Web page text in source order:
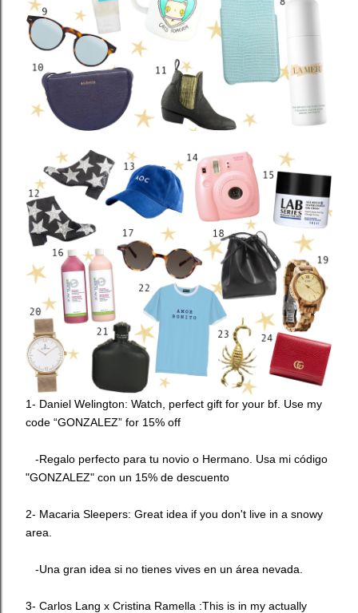
1- Daniel Welington: Watch, perfect gift for your bf. Use my
code “GONZALEZ” for 15% off
-Regalo perfecto para tu novio o Hermano. Usa mi código
"GONZALEZ" con un 15% de descuento
2- Macaria Sleepers: Great idea if you don't live in a snowy
area.
-Una gran idea si no tienes vives en un área nevada.
3- Carlos Lang x Cristina Ramella :This is in my actually